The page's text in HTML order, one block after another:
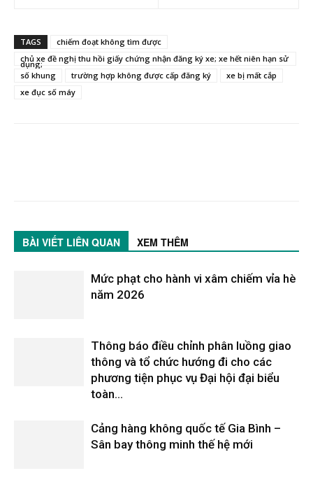
TAGS
chiếm đoạt không tìm được
chủ xe đề nghị thu hồi giấy chứng nhận đăng ký xe; xe hết niên hạn sử
dụng;
số khung
trường hợp không được cấp đăng ký
xe bị mất cắp
xe đục số máy
BÀI VIẾT LIÊN QUAN XEM THÊM
Mức phạt cho hành vi xâm chiếm vỉa hè
năm 2026
Thông báo điều chỉnh phân luồng giao
thông và tổ chức hướng đi cho các
phương tiện phục vụ Đại hội đại biểu
toàn...
Cảng hàng không quốc tế Gia Bình –
Sân bay thông minh thế hệ mới